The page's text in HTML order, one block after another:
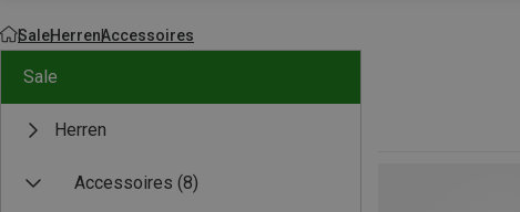
SaleHerrenAccessoires
Sale
Herren
Accessoires (8)